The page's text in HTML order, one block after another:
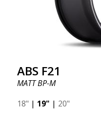
ABS F21
MATT BP-M
18" | 19" | 20"